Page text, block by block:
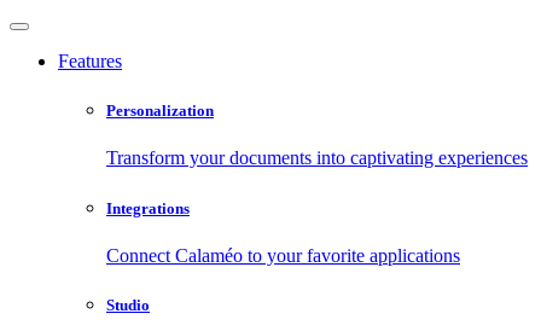
Features
Personalization
Transform your documents into captivating experiences
Integrations
Connect Calaméo to your favorite applications
Studio